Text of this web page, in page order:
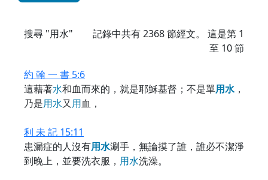
搜尋 "用水" 記錄中共有2368節經文。 這是第 1
至 10 節
約 翰 一 書 5:6
這藉著水和血而來的，就是耶穌基督；不是單用水，
乃是用水又用血，
利 未 記 15:11
患漏症的人沒有用水涮手，無論摸了誰，誰必不潔淨
到晚上，並要洗衣服， 用水洗澡。